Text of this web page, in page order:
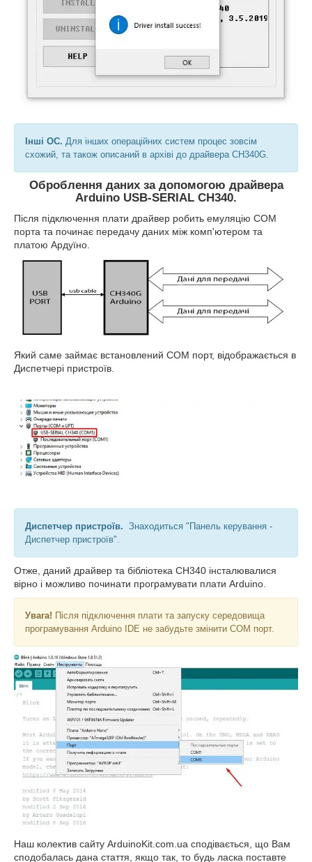
Інші ОС. Для інших операційних систем процес зовсім
схожий, та також описаний в архіві до драйвера CH340G.
Оброблення даних за допомогою драйвера
Arduino USB-SERIAL CH340.
Після підключення плати драйвер робить емуляцію COM
порта та починає передачу даних між комп'ютером та
платою Ардуїно.
Який саме займає встановлений COM порт, відображається в
Диспетчері пристроїв.
Диспетчер пристроїв. Знаходиться "Панель керування -
Диспетчер пристроїв".
Отже, даний драйвер та бібліотека CH340 інсталювалися
вірно і можливо починати програмувати плати Arduino.
Увага! Після підключення плати та запуску середовища
програмування Arduino IDE не забудьте змінити COM порт.
Наш колектив сайту ArduinoKit.com.ua сподівається, що Вам
сподобалась дана стаття, якщо так, то будь ласка поставте